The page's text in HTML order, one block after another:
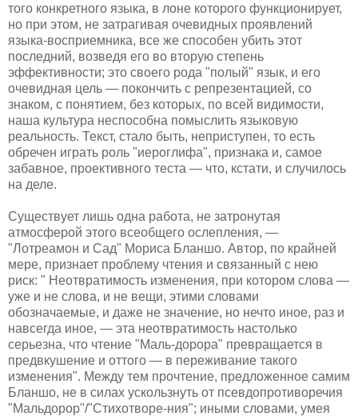
того конкретного языка, в лоне которого функционирует,
но при этом, не затрагивая очевидных проявлений
языка-восприемника, все же способен убить этот
последний, возведя его во вторую степень
эффективности; это своего рода "полый" язык, и его
очевидная цель — покончить с репрезентацией, со
знаком, с понятием, без которых, по всей видимости,
наша культура неспособна помыслить языковую
реальность. Текст, стало быть, неприступен, то есть
обречен играть роль "иероглифа", признака и, самое
забавное, проективного теста — что, кстати, и случилось
на деле.
Существует лишь одна работа, не затронутая
атмосферой этого всеобщего ослепления, —
"Лотреамон и Сад" Мориса Бланшо. Автор, по крайней
мере, признает проблему чтения и связанный с нею
риск: " Неотвратимость изменения, при котором слова —
уже и не слова, и не вещи, этими словами
обозначаемые, и даже не значение, но нечто иное, раз и
навсегда иное, — эта неотвратимость настолько
серьезна, что чтение "Маль-дорора" превращается в
предвкушение и оттого — в переживание такого
изменения". Между тем прочтение, предложенное самим
Бланшо, не в силах ускользнуть от псевдопротиворечия
"Мальдорор"/"Стихотворе-ния"; иными словами, умея